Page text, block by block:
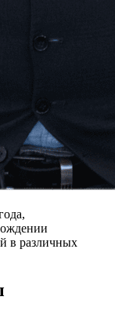
в различных